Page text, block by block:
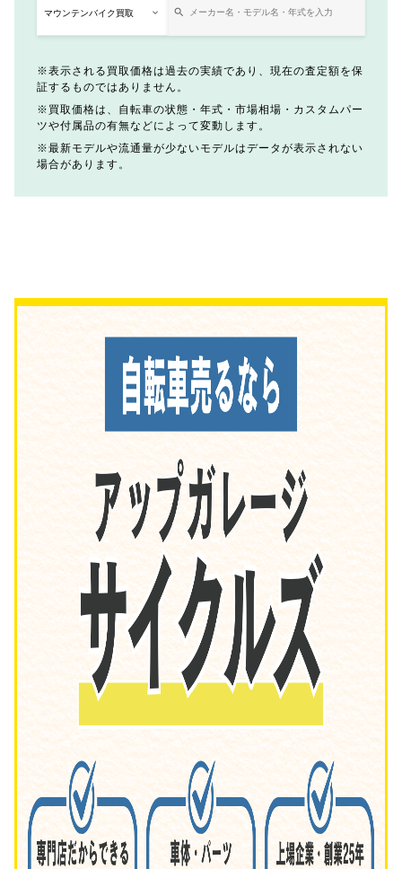
表示される買取価格は過去の実績であり、現在の査定額を保
証するものではありません。
買取価格は、自転車の状態・年式・市場相場・カスタムパー
ツや付属品の有無などによって変動します。
最新モデルや流通量が少ないモデルはデータが表示されない
場合があります。